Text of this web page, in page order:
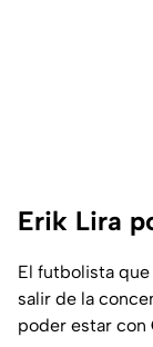
Erik Lira
El futbolista
salir de la
poder estar con